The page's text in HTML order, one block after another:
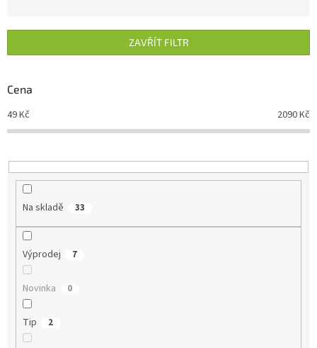
í
r
o
d
u
t
ů
ZAVŘÍT FILTR
Cena
49Kč 2090Kč
Na skladě 33
Výprodej 7
Novinka 0
Tip 2